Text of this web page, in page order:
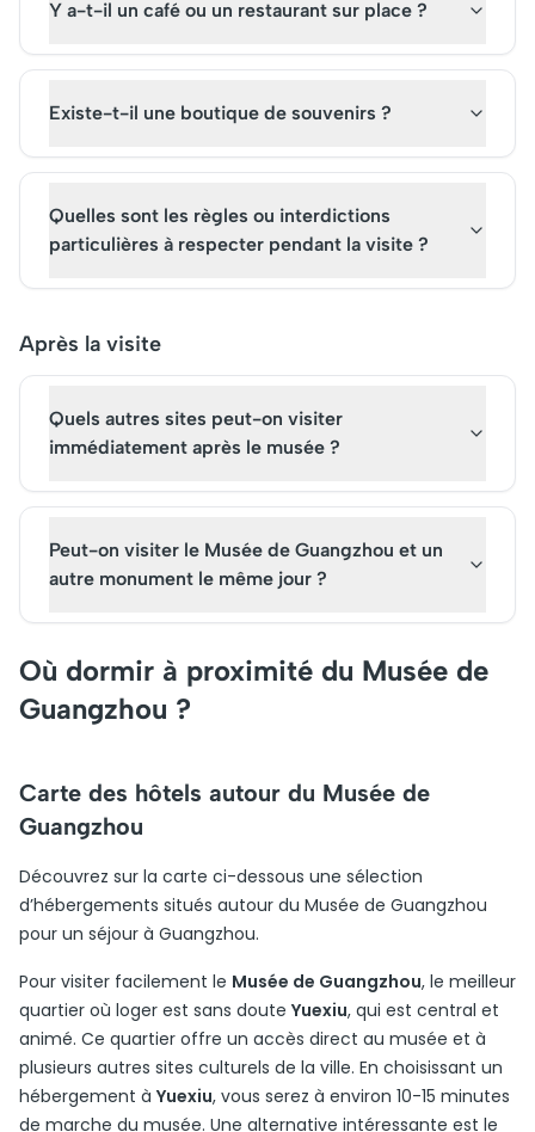
Y a-t-il un café ou un restaurant sur place ?
Existe-t-il une boutique de souvenirs ?
Quelles sont les règles ou interdictions
particulières à respecter pendant la visite ?
Après la visite
Quels autres sites peut-on visiter
immédiatement après le musée ?
Peut-on visiter le Musée de Guangzhou et un
autre monument le même jour ?
Où dormir à proximité du Musée de
Guangzhou ?
Carte des hôtels autour du Musée de
Guangzhou
Découvrez sur la carte ci-dessous une sélection
d’hébergements situés autour du Musée de Guangzhou
pour un séjour à Guangzhou.
Pour visiter facilement le Musée de Guangzhou, le meilleur
quartier où loger est sans doute Yuexiu, qui est central et
animé. Ce quartier offre un accès direct au musée et à
plusieurs autres sites culturels de la ville. En choisissant un
hébergement à Yuexiu, vous serez à environ 10-15 minutes
de marche du musée. Une alternative intéressante est le